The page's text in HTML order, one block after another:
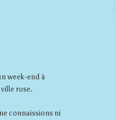
week-end à
rose.
connaissions ni